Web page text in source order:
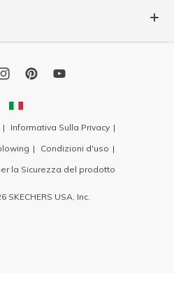
Informativa Sulla Privacy
Condizioni d'uso
la Sicurezza del prodotto
SKECHERS USA, Inc.